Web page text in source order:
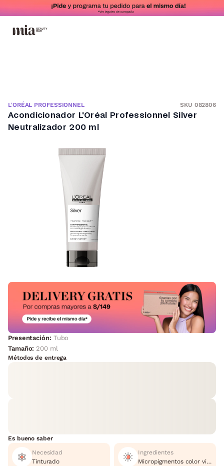
L'ORÉAL PROFESSIONNEL SKU 082806
Acondicionador L'Oréal Professionnel Silver
Neutralizador 200 ml
Presentación: Tubo
Tamaño: 200 ml
Métodos de entrega
Es bueno saber
Necesidad
Tinturado
Ingredientes
Micropigmentos color violeta